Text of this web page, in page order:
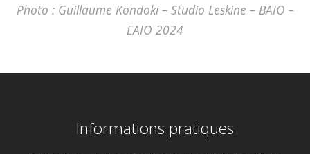
Photo : Guillaume Kondoki – Studio Leskine – BAIO –
EAIO 2024
Informations pratiques